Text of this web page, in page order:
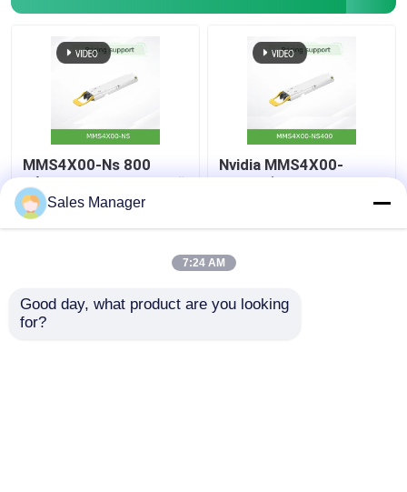
MMS4X00-Ns 800
Гбит/с двухпортовый
OSFP 2X400 Гбит/с
одномодовый 2xdr4
Nvidia MMS4X00-
Ns400 (980-9I31N-
приемники Dr4
Sales Manager
7:24 AM
Good day, what product are you looking
for?